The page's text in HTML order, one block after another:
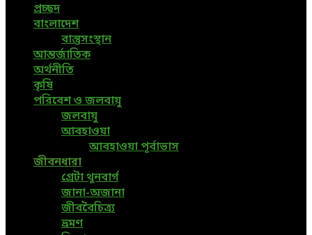
প্রচ্ছদ
বাংলাদেশ
বাস্তুসংস্থান
আন্তর্জাতিক
অর্থনীতি
কৃষি
পরিবেশ ও জলবায়ু
জলবায়ু
আবহাওয়া
আবহাওয়া পূর্বাভাস
জীবনধারা
গ্রেটা থুনবার্গ
জানা-অজানা
জীববৈচিত্র্য
ভ্রমণ